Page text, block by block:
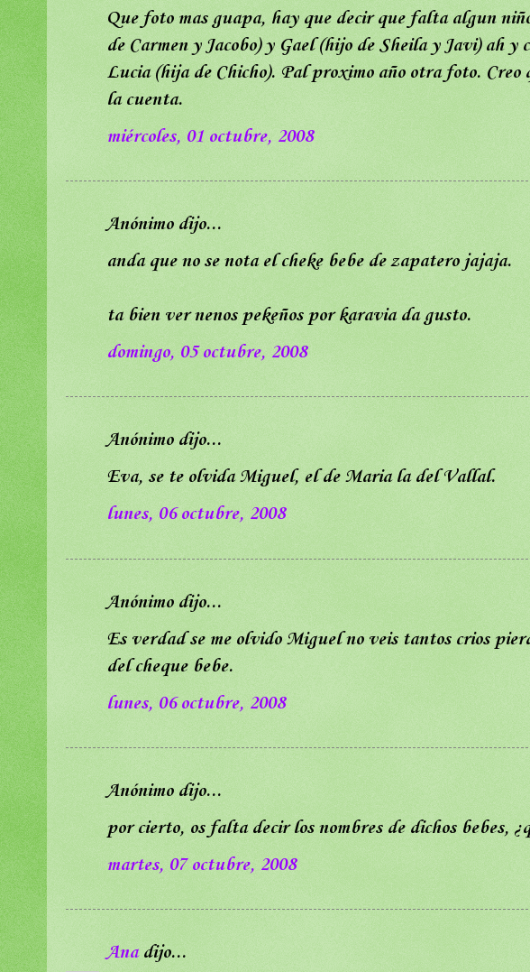
Que foto mas guapa, hay que decir que falta algun
de Carmen y Jacobo) y Gael (hijo de Sheila y Javi) ah y
Lucia (hija de Chicho). Pal proximo año otra foto.
la cuenta.
miércoles, 01 octubre, 2008
Anónimo dijo...
anda que no se nota el cheke bebe de zapatero jajaja.
ta bien ver nenos pekeños por karavia da gusto.
domingo, 05 octubre, 2008
Anónimo dijo...
Eva, se te olvida Miguel, el de Maria la del Vallal.
lunes, 06 octubre, 2008
Anónimo dijo...
Es verdad se me olvido Miguel no veis tantos crios
del cheque bebe.
lunes, 06 octubre, 2008
Anónimo dijo...
por cierto, os falta decir los nombres de dichos bebes,
martes, 07 octubre, 2008
Anadijo...